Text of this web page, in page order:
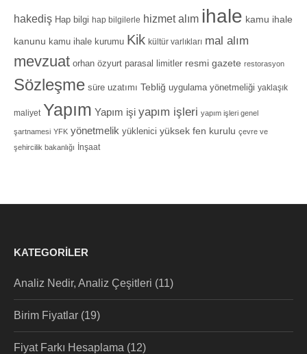
hakediş Hap bilgi hap bilgilerle hizmet alım ihale kamu ihale
kanunu kamu ihale kurumu Kik kültür varlıkları mal alım
mevzuat orhan özyurt parasal limitler resmi gazete restorasyon
Sözleşme süre uzatımı Tebliğ uygulama yönetmeliği yaklaşık
maliyet Yapım Yapım işi yapım işleri yapım işleri genel
şartnamesi YFK yönetmelik yüklenici yüksek fen kurulu çevre ve
şehircilik bakanlığı İnşaat
KATEGORILER
Analiz Nedir, Analiz Çeşitleri (11)
Birim Fiyatlar (19)
Fiyat Farkı Hesaplama (12)